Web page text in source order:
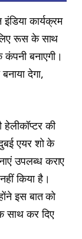
कार्यक्रम
रूस के साथ
बनाएगी।
देगा,
की
एयर शो के
उपलब्ध कराए
किया है।
इस बात को
साथ कर दिए